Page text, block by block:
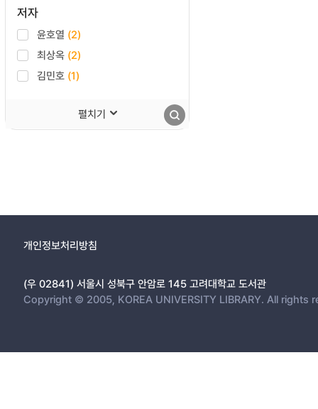
저자
윤호열 (2)
최상옥 (2)
김민호 (1)
펼치기
개인정보처리방침
(우 02841) 서울시 성북구 안암로 145 고려대학교 도서관
Copyright © 2005, KOREA UNIVERSITY LIBRARY. All rights